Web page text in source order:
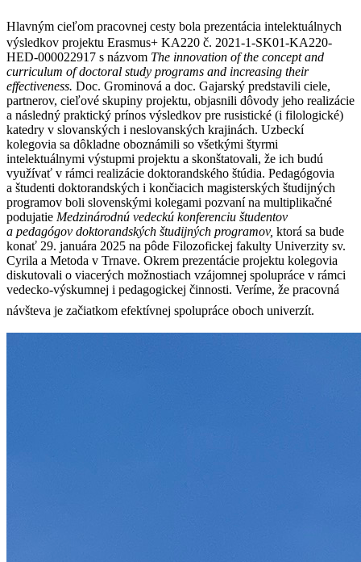
Hlavným cieľom pracovnej cesty bola prezentácia intelektuálnych
výsledkov projektu Erasmus+ KA220 č. 2021-1-SK01-KA220-
HED-000022917 s názvom The innovation of the concept and
curriculum of doctoral study programs and increasing their
effectiveness. Doc. Grominová a doc. Gajarský predstavili ciele,
partnerov, cieľové skupiny projektu, objasnili dôvody jeho realizácie
a následný praktický prínos výsledkov pre rusistické (i filologické)
katedry v slovanských i neslovanských krajinách. Uzbeckí
kolegovia sa dôkladne oboznámili so všetkými štyrmi
intelektuálnymi výstupmi projektu a skonštatovali, že ich budú
využívať v rámci realizácie doktorandského štúdia. Pedagógovia
a študenti doktorandských i končiacich magisterských študijných
programov boli slovenskými kolegami pozvaní na multiplikačné
podujatie Medzinárodnú vedeckú konferenciu študentov
a pedagógov doktorandských študijných programov, ktorá sa bude
konať 29. januára 2025 na pôde Filozofickej fakulty Univerzity sv.
Cyrila a Metoda v Trnave. Okrem prezentácie projektu kolegovia
diskutovali o viacerých možnostiach vzájomnej spolupráce v rámci
vedecko-výskumnej i pedagogickej činnosti. Veríme, že pracovná
návšteva je začiatkom efektívnej spolupráce oboch univerzít.